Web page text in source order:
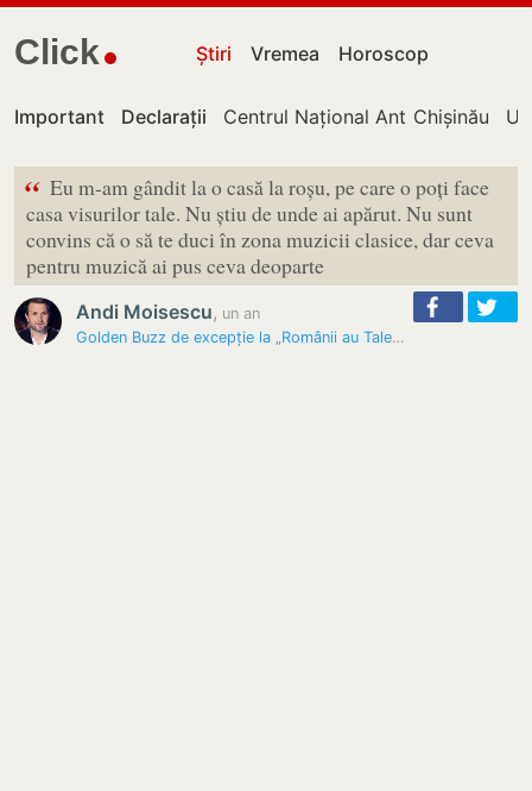
Click Știri Vremea Horoscop
Important Declarații Centrul Național Anticorupție
Chișinău
“ Eu m-am gândit la o casă la roșu, pe care o poți face
casa visurilor tale. Nu știu de unde ai apărut. Nu sunt
convins că o să te duci în zona muzicii clasice, dar ceva
pentru muzică ai pus ceva deoparte
Andi Moisescu, un an
Golden Buzz de excepție la „Românii au Talent” pentru un tânăr din R.…